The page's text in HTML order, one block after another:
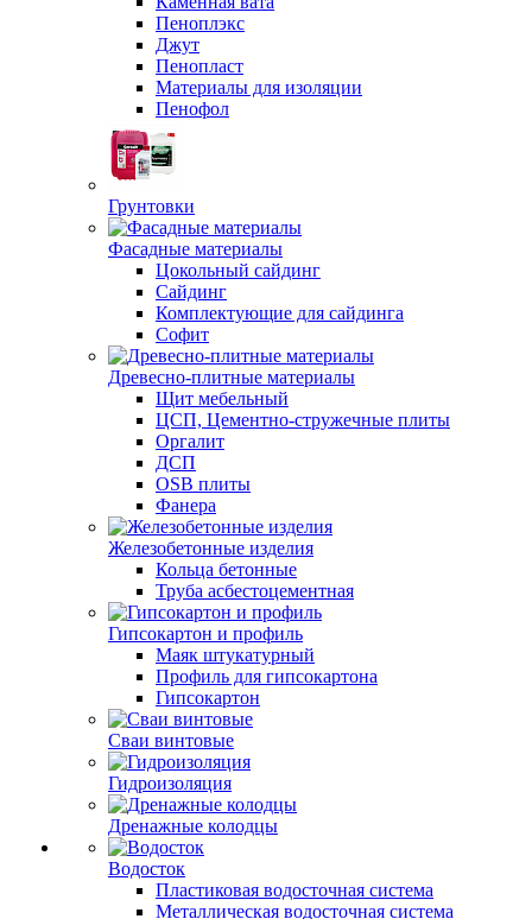
Пеноплэкс
Джут
Пенопласт
Материалы для изоляции
Пенофол
Грунтовки
Фасадные материалы
Цокольный сайдинг
Сайдинг
Комплектующие для сайдинга
Софит
Древесно-плитные материалы
Щит мебельный
ЦСП, Цементно-стружечные плиты
Оргалит
ДСП
OSB плиты
Фанера
Железобетонные изделия
Кольца бетонные
Труба асбестоцементная
Гипсокартон и профиль
Маяк штукатурный
Профиль для гипсокартона
Гипсокартон
Сваи винтовые
Гидроизоляция
Дренажные колодцы
Водосток
Пластиковая водосточная система
Металлическая водосточная система